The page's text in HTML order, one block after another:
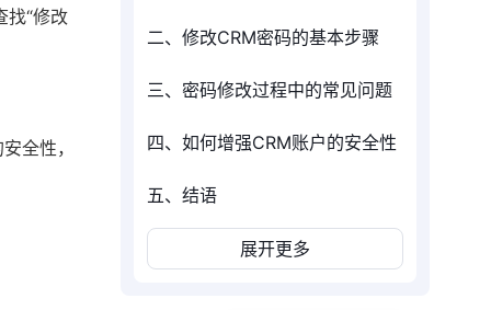
找“修改
全性，
二、修改CRM密码的基本步骤
三、密码修改过程中的常见问题
四、如何增强CRM账户的安全性
五、结语
展开更多